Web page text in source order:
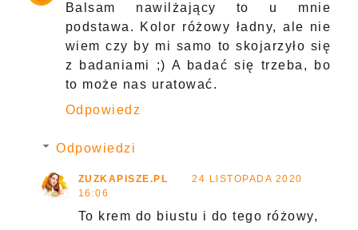
Balsam nawilżający to u mnie
podstawa. Kolor różowy ładny, ale nie
wiem czy by mi samo to skojarzyło się
z badaniami ;) A badać się trzeba, bo
to może nas uratować.
Odpowiedz
Odpowiedzi
ZUZKAPISZE.PL
24 LISTOPADA 2020
16:06
To krem do biustu i do tego różowy,